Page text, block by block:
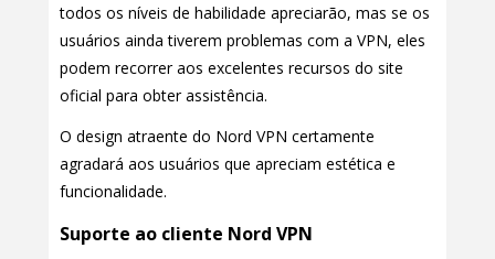
todos os níveis de habilidade apreciarão, mas se os
usuários ainda tiverem problemas com a VPN, eles
podem recorrer aos excelentes recursos do site
oficial para obter assistência.
O design atraente do Nord VPN certamente
agradará aos usuários que apreciam estética e
funcionalidade.
Suporte ao cliente Nord VPN